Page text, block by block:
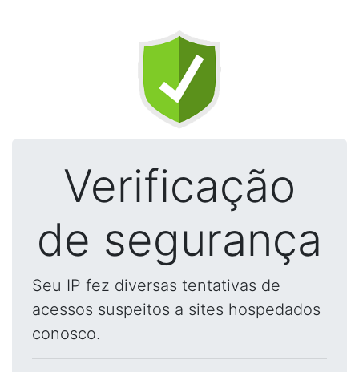
Verificação
de segurança
Seu IP fez diversas tentativas de
acessos suspeitos a sites hospedados
conosco.